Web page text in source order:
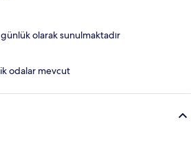
olarak sunulmaktadır
odalar mevcut